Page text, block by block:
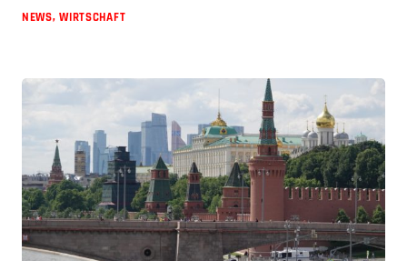
NEWS,WIRTSCHAFT